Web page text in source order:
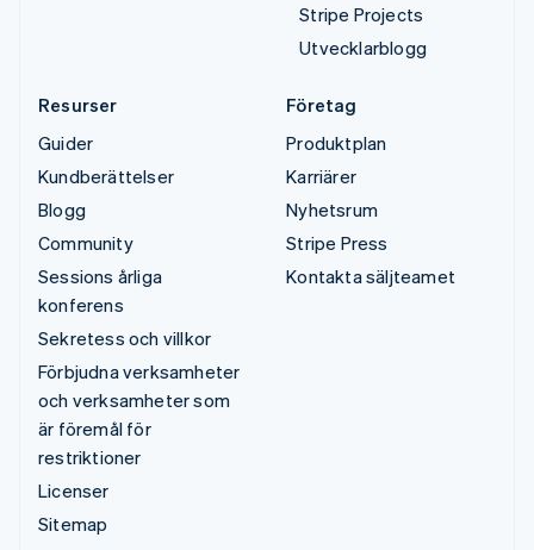
Stripe Projects
Utvecklarblogg
Resurser
Guider
Kundberättelser
Blogg
Community
Sessions årliga
konferens
Sekretess och villkor
Förbjudna verksamheter
och verksamheter som
är föremål för
restriktioner
Licenser
Sitemap
Företag
Produktplan
Karriärer
Nyhetsrum
Stripe Press
Kontakta säljteamet